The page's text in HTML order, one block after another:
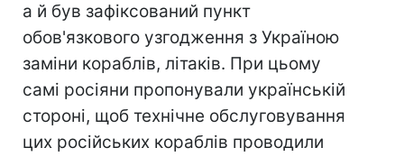
а й був зафіксований пункт
обов'язкового узгодження з Україною
заміни кораблів, літаків. При цьому
самі росіяни пропонували українській
стороні, щоб технічне обслуговування
цих російських кораблів проводили